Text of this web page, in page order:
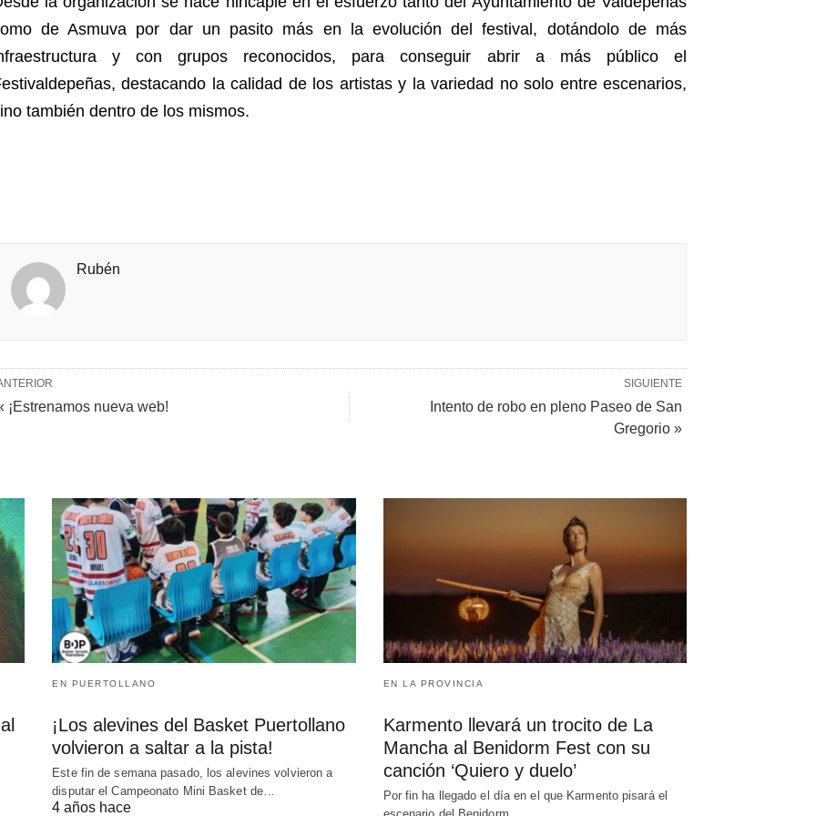
de Asmuva por dar un pasito más en la evolución del festival, dotándolo de más
y con grupos reconocidos, para conseguir abrir a más público el
destacando la calidad de los artistas y la variedad no solo entre escenarios,
también dentro de los mismos.
Rubén
SIGUIENTE
Intento de robo en pleno Paseo de San
Gregorio »
¡Estrenamos nueva web!
EN PUERTOLLANO
¡Los alevines del Basket Puertollano
volvieron a saltar a la pista!
Este fin de semana pasado, los alevines volvieron a
disputar el Campeonato Mini Basket de…
4 años hace
EN LA PROVINCIA
Karmento llevará un trocito de La
Mancha al Benidorm Fest con su
canción ‘Quiero y duelo’
Por fin ha llegado el día en el que Karmento pisará el